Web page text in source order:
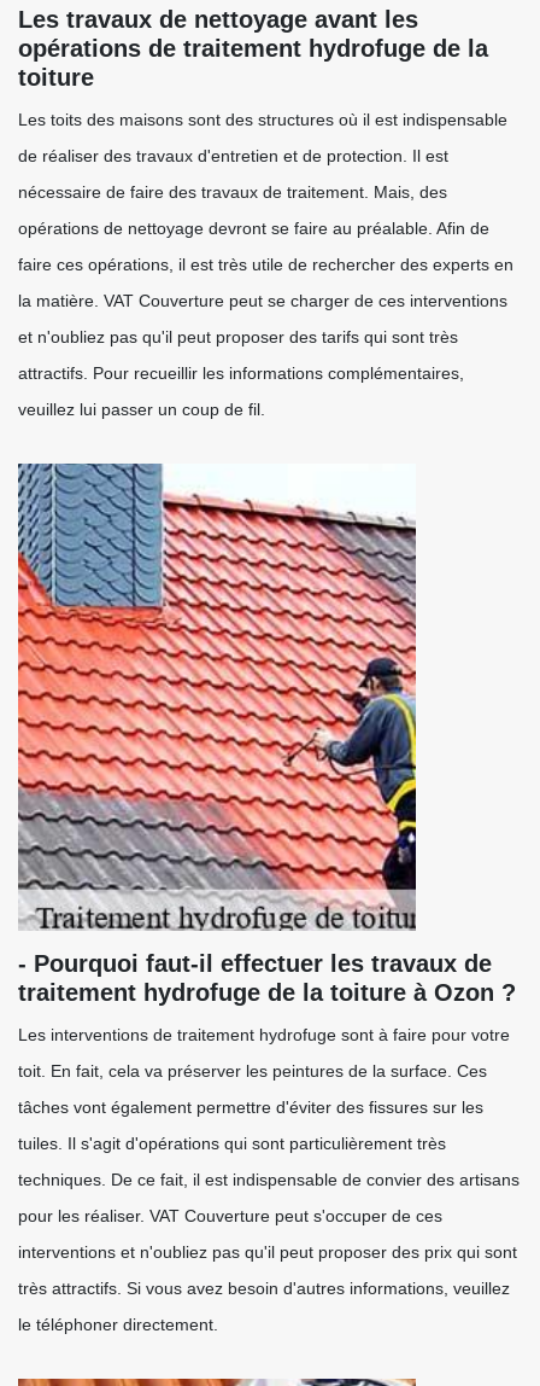
Les travaux de nettoyage avant les
opérations de traitement hydrofuge de la
toiture
Les toits des maisons sont des structures où il est indispensable
de réaliser des travaux d'entretien et de protection. Il est
nécessaire de faire des travaux de traitement. Mais, des
opérations de nettoyage devront se faire au préalable. Afin de
faire ces opérations, il est très utile de rechercher des experts en
la matière. VAT Couverture peut se charger de ces interventions
et n'oubliez pas qu'il peut proposer des tarifs qui sont très
attractifs. Pour recueillir les informations complémentaires,
veuillez lui passer un coup de fil.
- Pourquoi faut-il effectuer les travaux de
traitement hydrofuge de la toiture à Ozon ?
Les interventions de traitement hydrofuge sont à faire pour votre
toit. En fait, cela va préserver les peintures de la surface. Ces
tâches vont également permettre d'éviter des fissures sur les
tuiles. Il s'agit d'opérations qui sont particulièrement très
techniques. De ce fait, il est indispensable de convier des artisans
pour les réaliser. VAT Couverture peut s'occuper de ces
interventions et n'oubliez pas qu'il peut proposer des prix qui sont
très attractifs. Si vous avez besoin d'autres informations, veuillez
le téléphoner directement.